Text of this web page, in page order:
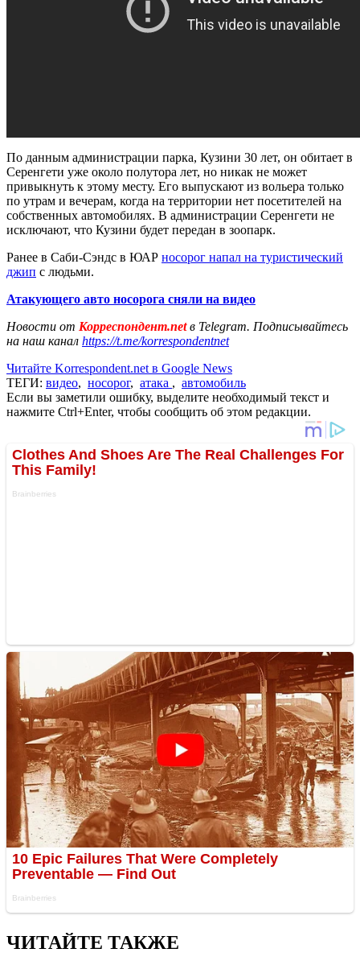
По данным администрации парка, Кузини 30 лет, он обитает в
Серенгети уже около полутора лет, но никак не может
привыкнуть к этому месту. Его выпускают из вольера только
по утрам и вечерам, когда на территории нет посетителей на
собственных автомобилях. В администрации Серенгети не
исключают, что Кузини будет передан в зоопарк.
Ранее в Саби-Сэндс в ЮАР носорог напал на туристический
джип с людьми.
Атакующего авто носорога сняли на видео
Новости от Корреспондент.netв Telegram. Подписывайтесь
на наш канал https://t.me/korrespondentnet
Читайте Korrespondent.net в Google News
ТЕГИ: видео, носорог, атака , автомобиль
Если вы заметили ошибку, выделите необходимый текст и
нажмите Ctrl+Enter, чтобы сообщить об этом редакции.
ЧИТАЙТЕ ТАКЖЕ